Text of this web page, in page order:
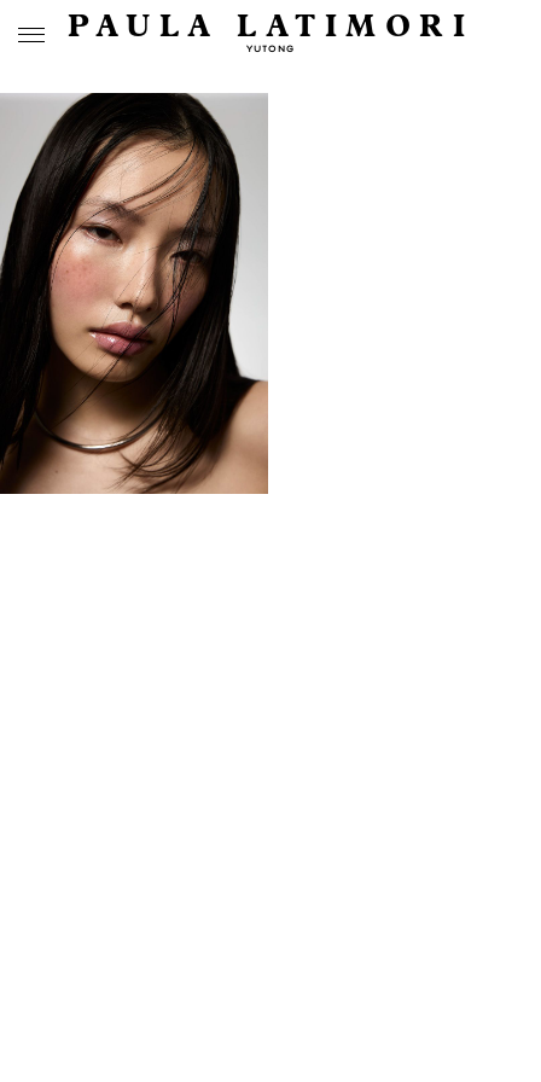
PAULA LATIMORI
YUTONG